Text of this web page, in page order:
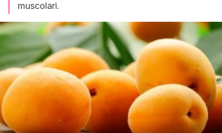
muscolari.